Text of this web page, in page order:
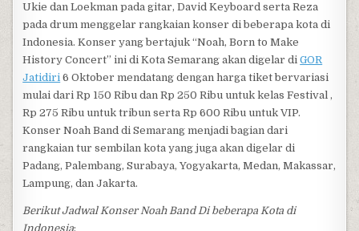
Ukie dan Loekman pada gitar, David Keyboard serta Reza
pada drum menggelar rangkaian konser di beberapa kota di
Indonesia. Konser yang bertajuk “Noah, Born to Make
History Concert” ini di Kota Semarang akan digelar diGOR
Jatidiri 6 Oktober mendatang dengan harga tiket bervariasi
mulai dari Rp 150 Ribu dan Rp 250 Ribu untuk kelas Festival ,
Rp 275 Ribu untuk tribun serta Rp 600 Ribu untuk VIP.
Konser Noah Band di Semarang menjadi bagian dari
rangkaian tur sembilan kota yang juga akan digelar di
Padang, Palembang, Surabaya, Yogyakarta, Medan, Makassar,
Lampung, dan Jakarta.
Berikut Jadwal Konser Noah Band Di beberapa Kota di
Indonesia: